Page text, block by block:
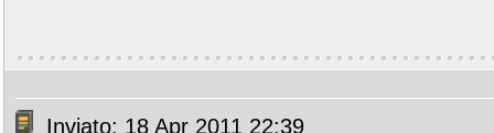
Inviato: 18 Apr 2011 22:39